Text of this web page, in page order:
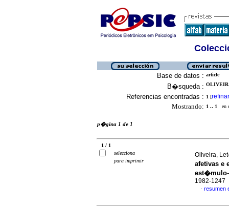
Base de datos : article
B�squeda :
Referencias encontradas : 1 [refinar
Mostrando: 1 .. 1 en
p�gina 1 de 1
1 / 1
selecciona
para imprimir
Oliveira,
afetivas e
1982-1247
· resumen